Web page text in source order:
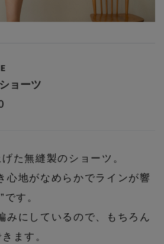
チ・時計など)
ョーツ
た無縫製のショーツ。
心地がなめらかでラインが響
す。
みにしているので、もちろん
ます。